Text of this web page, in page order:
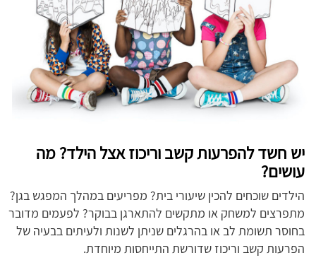
יש חשד להפרעות קשב וריכוז אצל הילד? מה
עושים?
הילדים שוכחים להכין שיעורי בית? מפריעים במהלך המפגש בגן?
מתפרצים למשחק או מתקשים להתארגן בבוקר? לפעמים מדובר
בחוסר תשומת לב או בהרגלים שניתן לשנות ולעיתים בבעיה של
הפרעות קשב וריכוז שדורשת התייחסות מיוחדת.